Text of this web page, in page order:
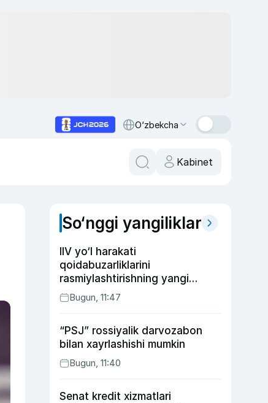
O‘zbekcha
Kabinet
So‘nggi yangiliklar
IIV yo‘l harakati
qoidabuzarliklarini
rasmiylashtirishning yangi
tartibini taklif qildi
Bugun, 11:47
“PSJ” rossiyalik darvozabon
bilan xayrlashishi mumkin
Bugun, 11:40
Senat kredit xizmatlari